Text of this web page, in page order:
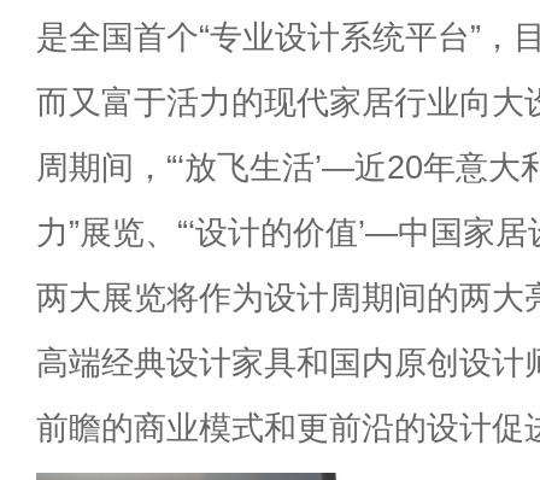
是全国首个“专业设计系统平台”，
而又富于活力的现代家居行业向大
周期间，“‘放飞生活’—近20年意大
力”展览、“‘设计的价值’—中国家
两大展览将作为设计周期间的两大
高端经典设计家具和国内原创设计
前瞻的商业模式和更前沿的设计促